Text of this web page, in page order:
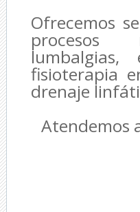
Ofrecemos
procesos
fisioterapia
drenaje
Atendemos